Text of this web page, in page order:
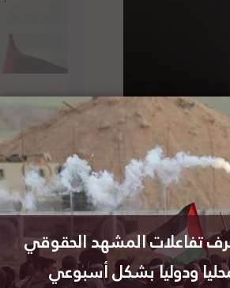
بشأن المواجهات
التي تخللتها
العنف. وأضاف أنّ
لتفاصيل
تفاعلات المشهد الحقوقي
ودوليا بشكل أسبوعي